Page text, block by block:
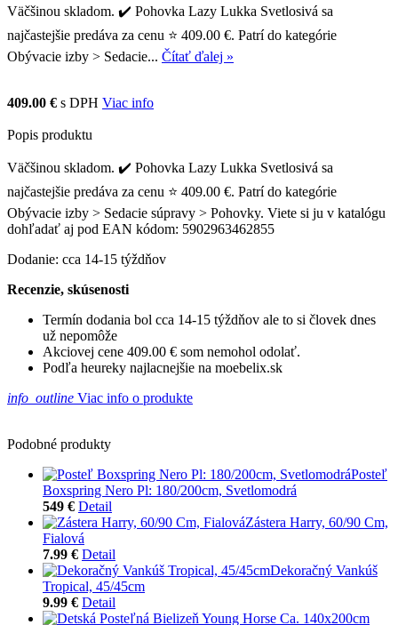
Väčšinou skladom. ✔️ Pohovka Lazy Lukka Svetlosivá sa
najčastejšie predáva za cenu ⭐ 409.00 €. Patrí do kategórie
Obývacie izby > Sedacie... Čítať ďalej »
409.00 € s DPH Viac info
Popis produktu
Väčšinou skladom. ✔️ Pohovka Lazy Lukka Svetlosivá sa
najčastejšie predáva za cenu ⭐ 409.00 €. Patrí do kategórie
Obývacie izby > Sedacie súpravy > Pohovky. Viete si ju v katalógu
dohľadať aj pod EAN kódom: 5902963462855
Dodanie: cca 14-15 týždňov
Recenzie, skúsenosti
Termín dodania bol cca 14-15 týždňov ale to si človek dnes
už nepomôže
Akciovej cene 409.00 € som nemohol odolať.
Podľa heureky najlacnejšie na moebelix.sk
info_outline Viac info o produkte
Podobné produkty
Posteľ
Boxspring Nero Pl: 180/200cm, Svetlomodrá
549 € Detail
Zástera Harry, 60/90 Cm,
Fialová
7.99 € Detail
Dekoračný Vankúš
Tropical, 45/45cm
9.99 € Detail